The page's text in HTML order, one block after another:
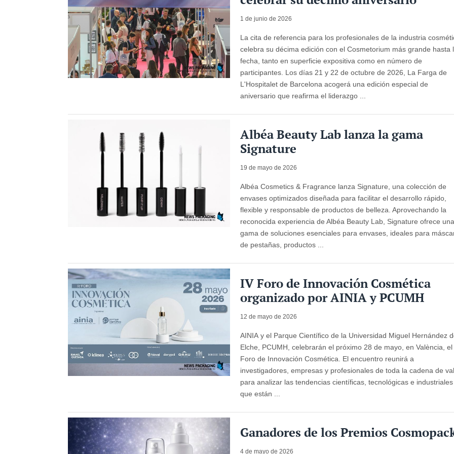
1 de junio de 2026
La cita de referencia para los profesionales de la industria
celebra su décima edición con el Cosmetorium más grande hasta
fecha, tanto en superficie expositiva como en número de
participantes. Los días 21 y 22 de octubre de 2026, La Farga de
L'Hospitalet de Barcelona acogerá una edición especial de
aniversario que reafirma el liderazgo ...
Albéa Beauty Lab lanza la gama
Signature
19 de mayo de 2026
Albéa Cosmetics & Fragrance lanza Signature, una colección de
envases optimizados diseñada para facilitar el desarrollo rápido,
flexible y responsable de productos de belleza. Aprovechando la
reconocida experiencia de Albéa Beauty Lab, Signature ofrece una
gama de soluciones esenciales para envases, ideales para
de pestañas, productos ...
IV Foro de Innovación Cosmética
organizado por AINIA y PCUMH
12 de mayo de 2026
AINIA y el Parque Científico de la Universidad Miguel Hernández
Elche, PCUMH, celebrarán el próximo 28 de mayo, en València, el
Foro de Innovación Cosmética. El encuentro reunirá a
investigadores, empresas y profesionales de toda la cadena de
para analizar las tendencias científicas, tecnológicas e industriales
que están ...
Ganadores de los Premios
4 de mayo de 2026